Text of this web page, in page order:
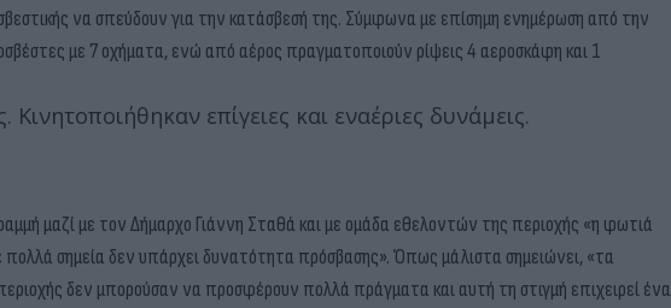
να σπεύδουν για την κατάσβεσή της. Σύμφωνα με επίσημη ενημέρωση από την
με 7 οχήματα, ενώ από αέρος πραγματοποιούν ρίψεις 4 αεροσκάφη και 1
επίγειες και εναέριες δυνάμεις.
μαζί με τον Δήμαρχο Γιάννη Σταθά και με ομάδα εθελοντών της περιοχής «η φωτιά
πολλά σημεία δεν υπάρχει δυνατότητα πρόσβασης». Όπως μάλιστα σημειώνει, «τα
δεν μπορούσαν να προσφέρουν πολλά πράγματα και αυτή τη στιγμή επιχειρεί ένα